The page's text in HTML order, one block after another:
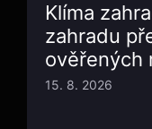
Klíma
zahradu
ověřených
15. 8. 2026